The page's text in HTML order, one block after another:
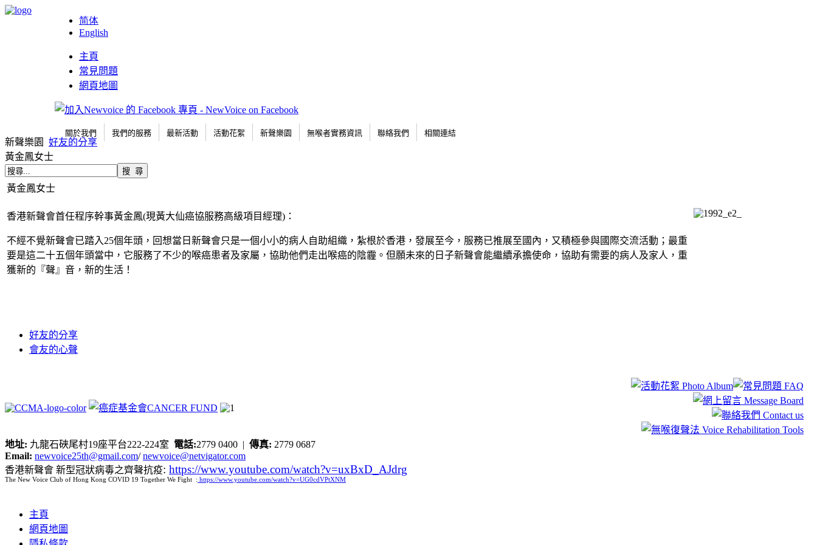
简体
English
主頁
常見問題
網頁地圖
關於我們 我們的服務 最新活動 活動花絮 新聲樂園 無喉者實務資訊 聯絡我們 相關連結
新聲樂園
好友的分享
黃金鳳女士
黃金鳳女士
香港新聲會首任程序幹事黃金鳳(現黃大仙癌協服務高級項目經理)：
不經不覺新聲會已踏入25個年頭，回想當日新聲會只是一個小小的病人自助組織，紮根於香港，發展至今，服務已推展至國內，又積極參與國際交流活動；最重
要是這二十五個年頭當中，它服務了不少的喉癌患者及家屬，協助他們走出喉癌的陰霾。但願未來的日子新聲會能繼續承擔使命，協助有需要的病人及家人，重
獲新的『聲』音，新的生活！
好友的分享
會友的心聲
地址: 九龍石硤尾村19座平台222-224室 電話:2779 0400 | 傳真: 2779 0687
Email: newvoice25th@gmail.com/newvoice@netvigator.com
香港新聲會 新型冠狀病毒之齊聲抗疫: https://www.youtube.com/watch?v=uxBxD_AJdrg
The New Voice Club of Hong Kong COVID 19 Together We Fight : https://www.youtube.com/watch?v=UG0cdVPtXNM
主頁
網頁地圖